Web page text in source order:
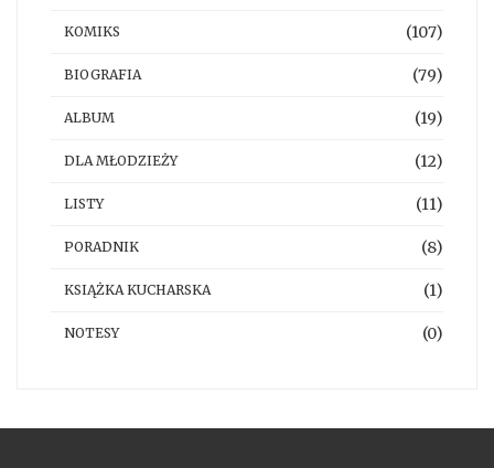
KOMIKS (107)
BIOGRAFIA (79)
ALBUM (19)
DLA MŁODZIEŻY (12)
LISTY (11)
PORADNIK (8)
KSIĄŻKA KUCHARSKA (1)
NOTESY (0)